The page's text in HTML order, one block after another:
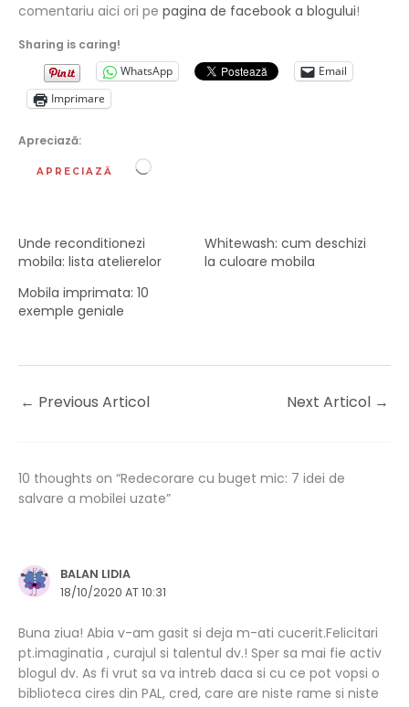
comentariu aici ori pe pagina de facebook a blogului!
Sharing is caring!
WhatsApp
Email
Imprimare
Apreciază:
APRECIAZĂ Încarc...
Unde reconditionezi
mobila: lista atelierelor
Whitewash: cum deschizi
la culoare mobila
Mobila imprimata: 10
exemple geniale
← Previous Articol Next Articol →
10 thoughts on “Redecorare cu buget mic: 7 idei de
salvare a mobilei uzate”
BALAN LIDIA
18/10/2020 AT 10:31
Buna ziua! Abia v-am gasit si deja m-ati cucerit.Felicitari
pt.imaginatia , curajul si talentul dv.! Sper sa mai fie activ
blogul dv. As fi vrut sa va intreb daca si cu ce pot vopsi o
biblioteca cires din PAL, cred, care are niste rame si niste